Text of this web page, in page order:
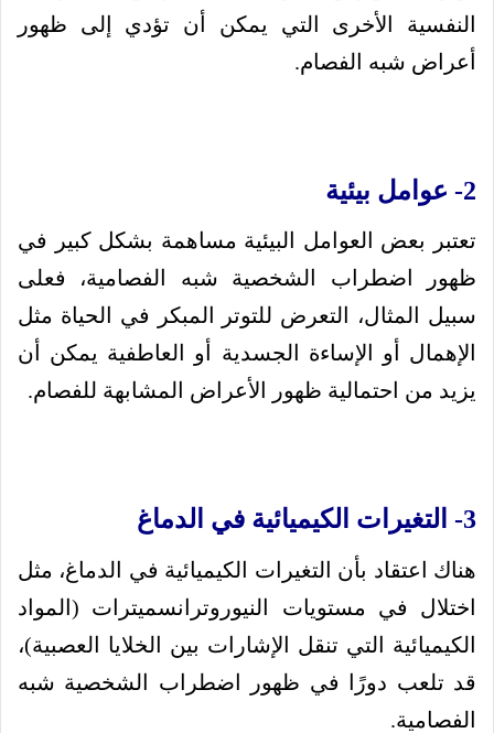
النفسية الأخرى التي يمكن أن تؤدي إلى ظهور
أعراض شبه الفصام.
2- عوامل بيئية
تعتبر بعض العوامل البيئية مساهمة بشكل كبير في
ظهور اضطراب الشخصية شبه الفصامية، فعلى
سبيل المثال، التعرض للتوتر المبكر في الحياة مثل
الإهمال أو الإساءة الجسدية أو العاطفية يمكن أن
يزيد من احتمالية ظهور الأعراض المشابهة للفصام.
3- التغيرات الكيميائية في الدماغ
هناك اعتقاد بأن التغيرات الكيميائية في الدماغ، مثل
اختلال في مستويات النيوروترانسميترات (المواد
الكيميائية التي تنقل الإشارات بين الخلايا العصبية)،
قد تلعب دورًا في ظهور اضطراب الشخصية شبه
الفصامية.